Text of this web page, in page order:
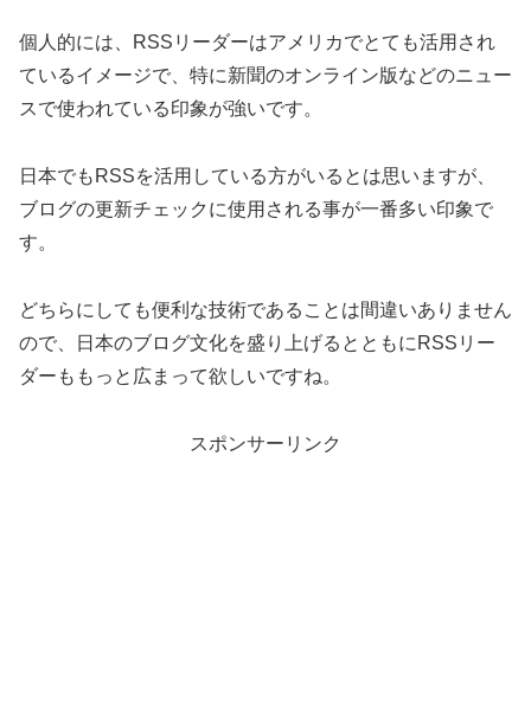
個人的には、RSSリーダーはアメリカでとても活用され
ているイメージで、特に新聞のオンライン版などのニュー
スで使われている印象が強いです。
日本でもRSSを活用している方がいるとは思いますが、
ブログの更新チェックに使用される事が一番多い印象で
す。
どちらにしても便利な技術であることは間違いありません
ので、日本のブログ文化を盛り上げるとともにRSSリー
ダーももっと広まって欲しいですね。
スポンサーリンク